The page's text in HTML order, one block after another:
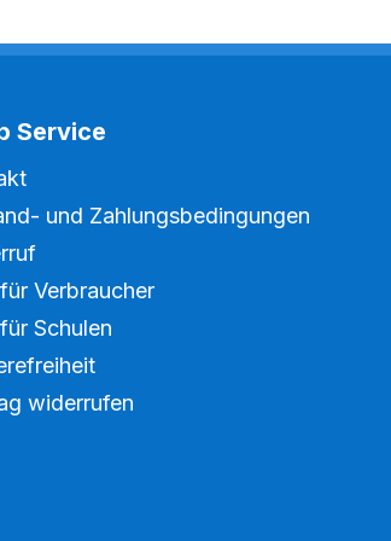
Service
und Zahlungsbedingungen
Verbraucher
Schulen
widerrufen